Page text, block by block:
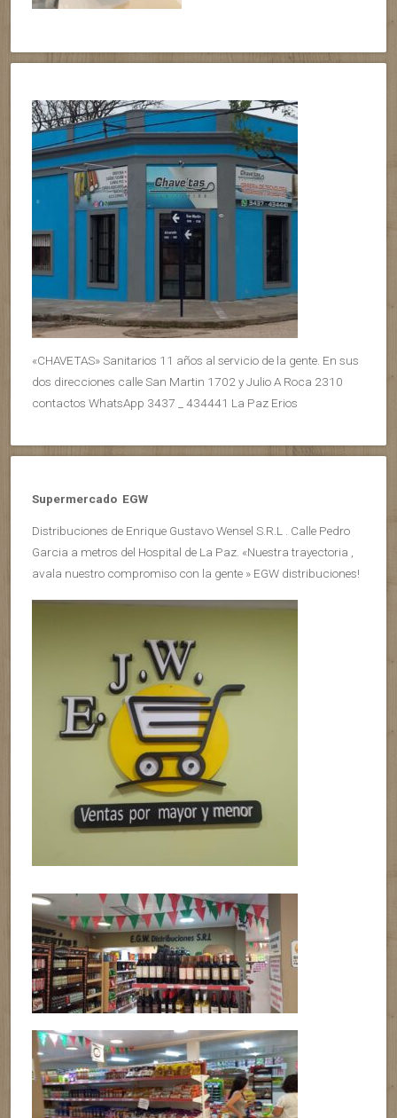
«CHAVETAS» Sanitarios 11 años al servicio de la gente. En sus
dos direcciones calle San Martin 1702 y Julio A Roca 2310
contactos WhatsApp 3437 _ 434441 La Paz Erios
Supermercado EGW
Distribuciones de Enrique Gustavo Wensel S.R.L . Calle Pedro
Garcia a metros del Hospital de La Paz. «Nuestra trayectoria ,
avala nuestro compromiso con la gente » EGW distribuciones!